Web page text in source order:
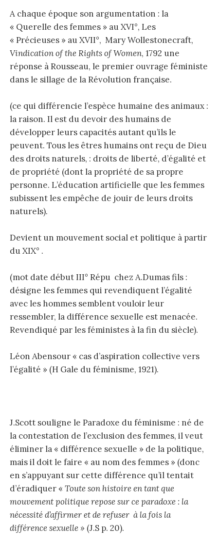
A chaque époque son argumentation : la
« Querelle des femmes » au XVI°, Les
« Précieuses » au XVII°, Mary Wollestonecraft,
Vindication of the Rights of Women, 1792 une
réponse à Rousseau, le premier ouvrage féministe
dans le sillage de la Révolution française.
(ce qui différencie l’espèce humaine des animaux :
la raison. Il est du devoir des humains de
développer leurs capacités autant qu’ils le
peuvent. Tous les êtres humains ont reçu de Dieu
des droits naturels, : droits de liberté, d’égalité et
de propriété (dont la propriété de sa propre
personne. L’éducation artificielle que les femmes
subissent les empêche de jouir de leurs droits
naturels).
Devient un mouvement social et politique à partir
du XIX° .
(mot date début III° Répu chez A.Dumas fils :
désigne les femmes qui revendiquent l’égalité
avec les hommes semblent vouloir leur
ressembler, la différence sexuelle est menacée.
Revendiqué par les féministes à la fin du siècle).
Léon Abensour « cas d’aspiration collective vers
l’égalité » (H Gale du féminisme, 1921).
J.Scott souligne le Paradoxe du féminisme : né de
la contestation de l’exclusion des femmes, il veut
éliminer la « différence sexuelle » de la politique,
mais il doit le faire « au nom des femmes » (donc
en s’appuyant sur cette différence qu’il tentait
d’éradiquer « Toute son histoire en tant que
mouvement politique repose sur ce paradoxe : la
nécessité d’affirmer et de refuser à la fois la
différence sexuelle » (J.S p. 20).